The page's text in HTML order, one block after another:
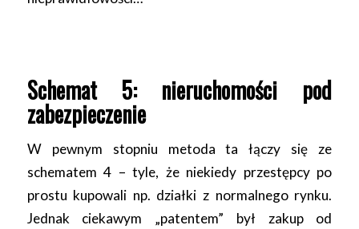
Schemat 5: nieruchomości pod
zabezpieczenie
W pewnym stopniu metoda ta łączy się ze
schematem 4 – tyle, że niekiedy przestępcy po
prostu kupowali np. działki z normalnego rynku.
Jednak ciekawym „patentem” był zakup od